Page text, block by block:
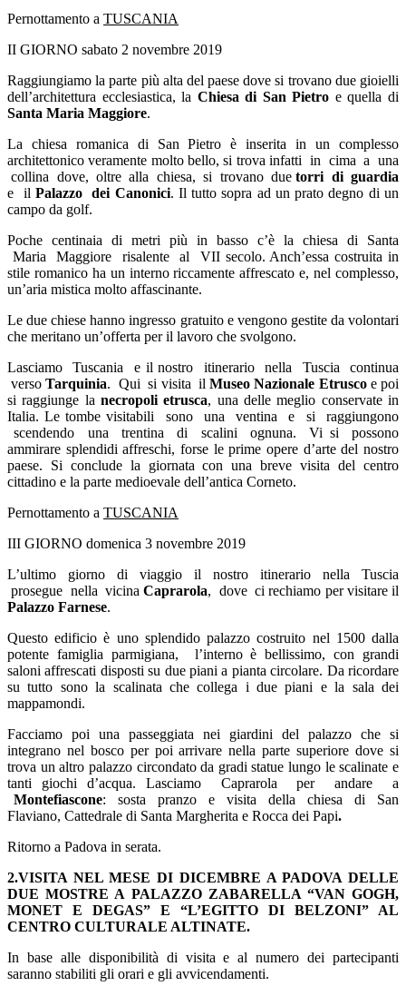
Pernottamento a TUSCANIA
II GIORNO sabato 2 novembre 2019
Raggiungiamo la parte più alta del paese dove si trovano due gioielli
dell’architettura ecclesiastica, la Chiesa di San Pietro e quella di
Santa Maria Maggiore.
La chiesa romanica di San Pietro è inserita in un complesso
architettonico veramente molto bello, si trova infatti in cima a una
collina dove, oltre alla chiesa, si trovano duetorri di guardia
e il Palazzo dei Canonici. Il tutto sopra ad un prato degno di un
campo da golf.
Poche centinaia di metri più in basso c’è la chiesa di Santa
Maria Maggiore risalente al VII secolo. Anch’essa costruita in
stile romanico ha un interno riccamente affrescato e, nel complesso,
un’aria mistica molto affascinante.
Le due chiese hanno ingresso gratuito e vengono gestite da volontari
che meritano un’offerta per il lavoro che svolgono.
Lasciamo Tuscania e il nostro itinerario nella Tuscia continua
versoTarquinia. Qui si visita ilMuseoNazionale Etrusco e poi
si raggiunge la necropoli etrusca, una delle meglio conservate in
Italia. Le tombe visitabili sono una ventina e si raggiungono
scendendo una trentina di scalini ognuna. Vi si possono
ammirare splendidi affreschi, forse le prime opere d’arte del nostro
paese. Si conclude la giornata con una breve visita del centro
cittadino e la parte medioevale dell’antica Corneto.
Pernottamento a TUSCANIA
III GIORNO domenica 3 novembre 2019
L’ultimo giorno di viaggio il nostro itinerario nella Tuscia
prosegue nella vicinaCaprarola, dove ci rechiamo per visitare il
Palazzo Farnese.
Questo edificio è uno splendido palazzo costruito nel 1500 dalla
potente famiglia parmigiana, l’interno è bellissimo, con grandi
saloni affrescati disposti su due piani a pianta circolare. Da ricordare
su tutto sono la scalinata che collega i due piani e la sala dei
mappamondi.
Facciamo poi una passeggiata nei giardini del palazzo che si
integrano nel bosco per poi arrivare nella parte superiore dove si
trova un altro palazzo circondato da gradi statue lungo le scalinate e
tanti giochi d’acqua. Lasciamo Caprarola per andare a
Montefiascone: sosta pranzo e visita della chiesa di San
Flaviano, Cattedrale di Santa Margherita e Rocca dei Papi.
Ritorno a Padova in serata.
2.VISITA NEL MESE DI DICEMBRE A PADOVA DELLE
DUE MOSTRE A PALAZZO ZABARELLA “VAN GOGH,
MONET E DEGAS” E “L’EGITTO DI BELZONI” AL
CENTRO CULTURALE ALTINATE.
In base alle disponibilità di visita e al numero dei partecipanti
saranno stabiliti gli orari e gli avvicendamenti.